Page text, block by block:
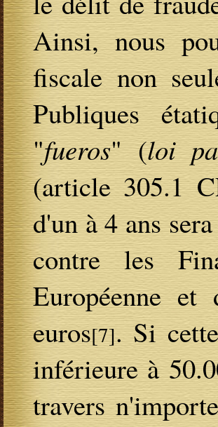
Ainsi, nous
fiscale non
Publiques
"fueros" (loi
(article 305.1
d'un à 4 ans
contre les
Européenne
euros[7]. Si
inférieure à
travers